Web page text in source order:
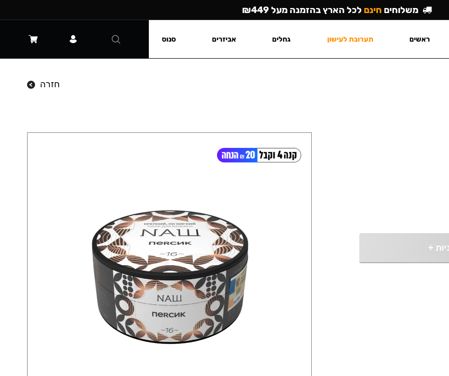
חזרה
+
משלוחים חינם לכל הארץ בהזמנה מעל ₪449
ראשים תערובת לעישון גחלים אביזרים סנוס